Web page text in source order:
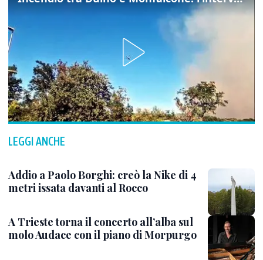
LEGGI ANCHE
Addio a Paolo Borghi: creò la Nike di 4
metri issata davanti al Rocco
A Trieste torna il concerto all’alba sul
molo Audace con il piano di Morpurgo